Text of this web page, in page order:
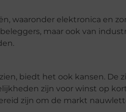
waaronder elektronica en
maar ook van
biedt het ook kansen. De
zijn voor winst op
zijn om de markt